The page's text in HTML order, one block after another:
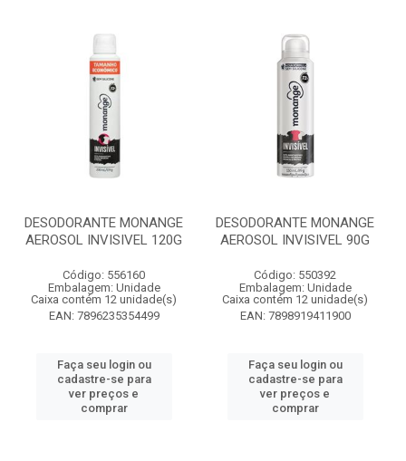
DESODORANTE MONANGE
AEROSOL INVISIVEL 120G
Código: 556160
Embalagem: Unidade
Caixa contém 12 unidade(s)
EAN: 7896235354499
Faça seu login ou
cadastre-se para
ver preços e
comprar
DESODORANTE MONANGE
AEROSOL INVISIVEL 90G
Código: 550392
Embalagem: Unidade
Caixa contém 12 unidade(s)
EAN: 7898919411900
Faça seu login ou
cadastre-se para
ver preços e
comprar